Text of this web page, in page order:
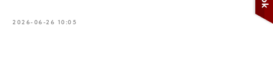
2026-06-26 10:05